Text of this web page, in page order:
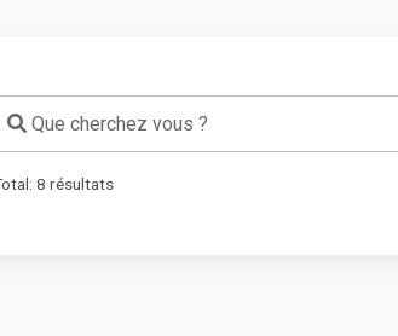
Que cherchez vous ?
8 résultats